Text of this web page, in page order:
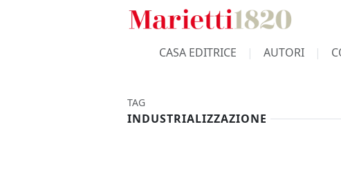
CASA EDITRICE AUTORI
TAG
INDUSTRIALIZZAZIONE